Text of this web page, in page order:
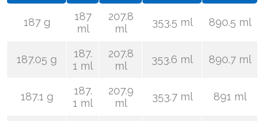
187 g
187
ml
207.8
ml
353.5 ml 890.5 ml
187.05 g
187.
1 ml
207.8
ml
353.6 ml 890.7 ml
187.1 g
187.
1 ml
207.9
ml
353.7 ml 891 ml